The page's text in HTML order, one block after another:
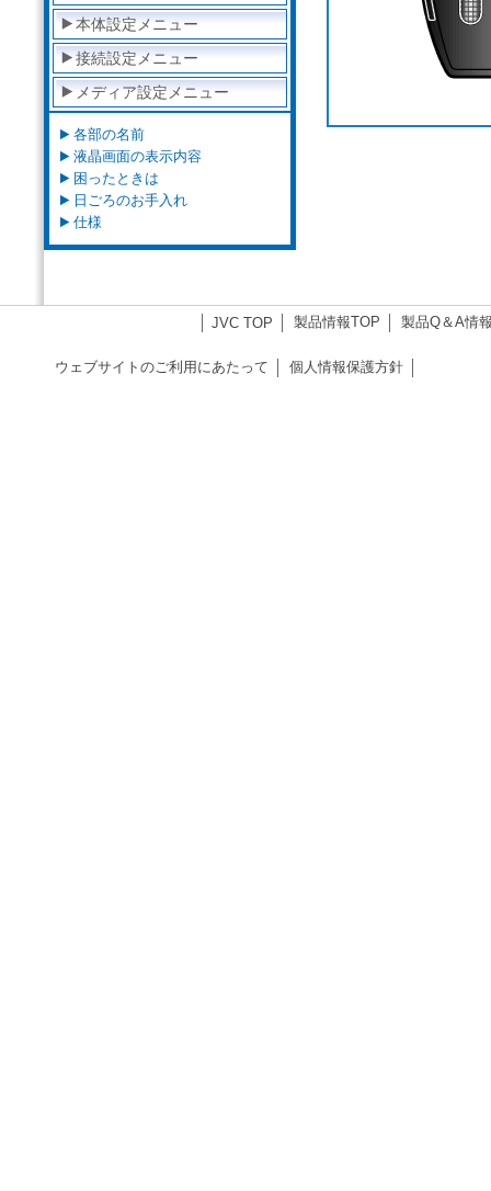
本体設定メニュー
接続設定メニュー
メディア設定メニュー
各部の名前
液晶画面の表示内容
困ったときは
日ごろのお手入れ
仕様
JVC TOP 製品情報TOP 製品Q＆A情
ウェブサイトのご利用にあたって 個人情報保護方針